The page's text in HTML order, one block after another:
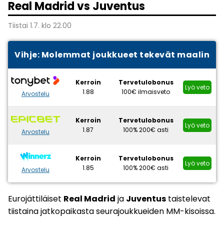
Real Madrid vs Juventus
Tiistai 1.7. klo 22.00
Vihje: Molemmat joukkueet tekevät maalin
Arvostelu
Kerroin
1.88
Tervetulobonus
100€ ilmaisveto
Lyö veto
Arvostelu
Kerroin
1.87
Tervetulobonus
100% 200€ asti
Lyö veto
Arvostelu
Kerroin
1.85
Tervetulobonus
100% 200€ asti
Lyö veto
Eurojättiläiset Real Madrid ja Juventus taistelevat
tiistaina jatkopaikasta seurajoukkueiden MM-kisoissa.